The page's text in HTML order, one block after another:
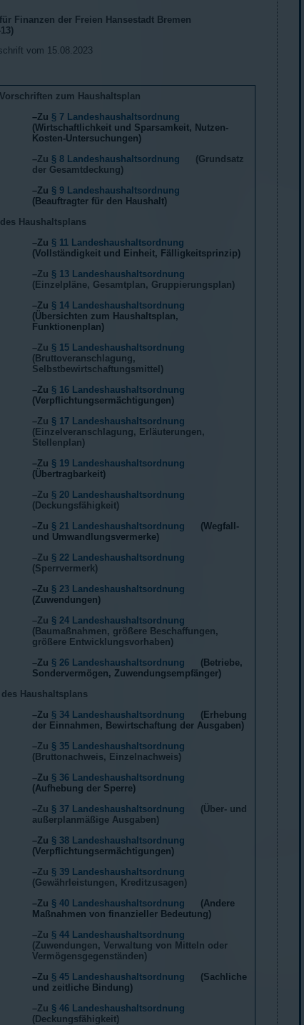
Finanzen der Freien Hansestadt Bremen
vom 15.08.2023
zum Haushaltsplan
–Zu § 7 Landeshaushaltsordnung
(Wirtschaftlichkeit und Sparsamkeit, Nutzen-
Kosten-Untersuchungen)
–Zu § 8 Landeshaushaltsordnung
(Grundsatz
der Gesamtdeckung)
–Zu § 9 Landeshaushaltsordnung
(Beauftragter für den Haushalt)
Haushaltsplans
–Zu § 11 Landeshaushaltsordnung
(Vollständigkeit und Einheit, Fälligkeitsprinzip)
–Zu § 13 Landeshaushaltsordnung
(Einzelpläne, Gesamtplan, Gruppierungsplan)
–Zu § 14 Landeshaushaltsordnung
(Übersichten zum Haushaltsplan,
Funktionenplan)
–Zu § 15 Landeshaushaltsordnung
(Bruttoveranschlagung,
Selbstbewirtschaftungsmittel)
–Zu § 16 Landeshaushaltsordnung
(Verpflichtungsermächtigungen)
–Zu § 17 Landeshaushaltsordnung
(Einzelveranschlagung, Erläuterungen,
Stellenplan)
–Zu § 19 Landeshaushaltsordnung
(Übertragbarkeit)
–Zu § 20 Landeshaushaltsordnung
(Deckungsfähigkeit)
–Zu § 21 Landeshaushaltsordnung
(Wegfall-
und Umwandlungsvermerke)
–Zu § 22 Landeshaushaltsordnung
(Sperrvermerk)
–Zu § 23 Landeshaushaltsordnung
(Zuwendungen)
–Zu § 24 Landeshaushaltsordnung
(Baumaßnahmen, größere Beschaffungen,
größere Entwicklungsvorhaben)
–Zu § 26 Landeshaushaltsordnung
(Betriebe,
Sondervermögen, Zuwendungsempfänger)
Haushaltsplans
–Zu § 34 Landeshaushaltsordnung
(Erhebung
der Einnahmen, Bewirtschaftung der Ausgaben)
–Zu § 35 Landeshaushaltsordnung
(Bruttonachweis, Einzelnachweis)
–Zu § 36 Landeshaushaltsordnung
(Aufhebung der Sperre)
–Zu § 37 Landeshaushaltsordnung
(Über- und
außerplanmäßige Ausgaben)
–Zu § 38 Landeshaushaltsordnung
(Verpflichtungsermächtigungen)
–Zu § 39 Landeshaushaltsordnung
(Gewährleistungen, Kreditzusagen)
–Zu § 40 Landeshaushaltsordnung
(Andere
Maßnahmen von finanzieller Bedeutung)
–Zu § 44 Landeshaushaltsordnung
(Zuwendungen, Verwaltung von Mitteln oder
Vermögensgegenständen)
–Zu § 45 Landeshaushaltsordnung
(Sachliche
und zeitliche Bindung)
–Zu § 46 Landeshaushaltsordnung
(Deckungsfähigkeit)